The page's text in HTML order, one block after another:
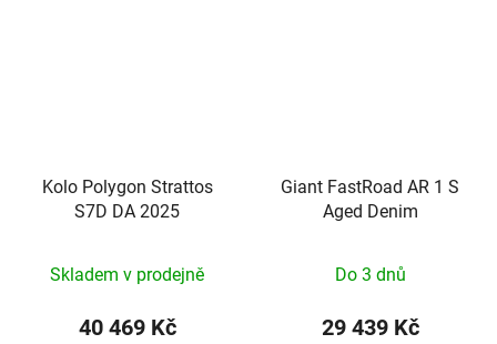
Kolo Polygon Strattos
S7D DA 2025
Skladem v prodejně
40 469 Kč
Giant FastRoad AR 1 S
Aged Denim
Do 3 dnů
29 439 Kč